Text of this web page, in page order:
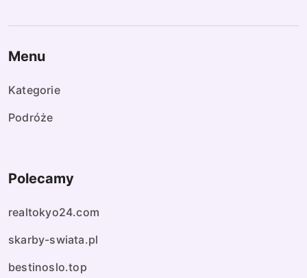
Menu
Kategorie
Podróże
Polecamy
realtokyo24.com
skarby-swiata.pl
bestinoslo.top